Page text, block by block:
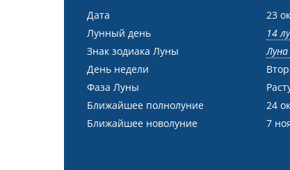
Дата
23
Лунный день
14
Знак зодиака Луны
День недели
Фаза Луны
Ближайшее полнолуние
24
Ближайшее новолуние
7